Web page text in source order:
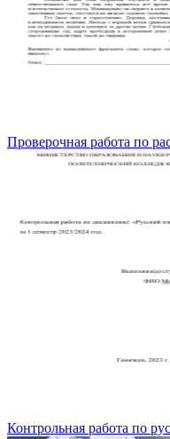
Проверочная работа по
Контрольная работа по